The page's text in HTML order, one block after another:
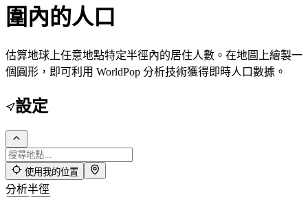
圍內的人口
估算地球上任意地點特定半徑內的居住人數。在地圖上繪製一
個圓形，即可利用 WorldPop 分析技術獲得即時人口數據。
設定
使用我的位置
分析半徑